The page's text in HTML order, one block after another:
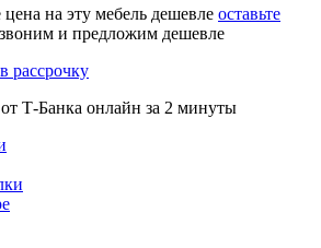
на эту мебель дешевле оставьте
и предложим дешевле
рассрочку
от Т-Банка онлайн за 2 минуты